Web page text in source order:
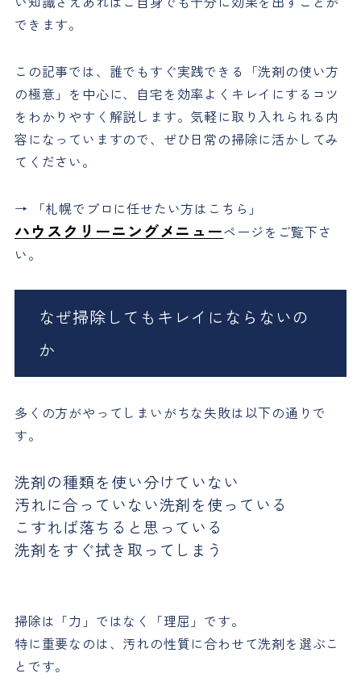
できます。
この記事では、誰でもすぐ実践できる「洗剤の使い方
の極意」を中心に、自宅を効率よくキレイにするコツ
をわかりやすく解説します。気軽に取り入れられる内
容になっていますので、ぜひ日常の掃除に活かしてみ
てください。
→ 「札幌でプロに任せたい方はこちら」
ハウスクリーニングメニューページをご覧下さ
い。
なぜ掃除してもキレイにならないの
か
多くの方がやってしまいがちな失敗は以下の通りで
す。
洗剤の種類を使い分けていない
汚れに合っていない洗剤を使っている
こすれば落ちると思っている
洗剤をすぐ拭き取ってしまう
掃除は「力」ではなく「理屈」です。
特に重要なのは、汚れの性質に合わせて洗剤を選ぶこ
とです。